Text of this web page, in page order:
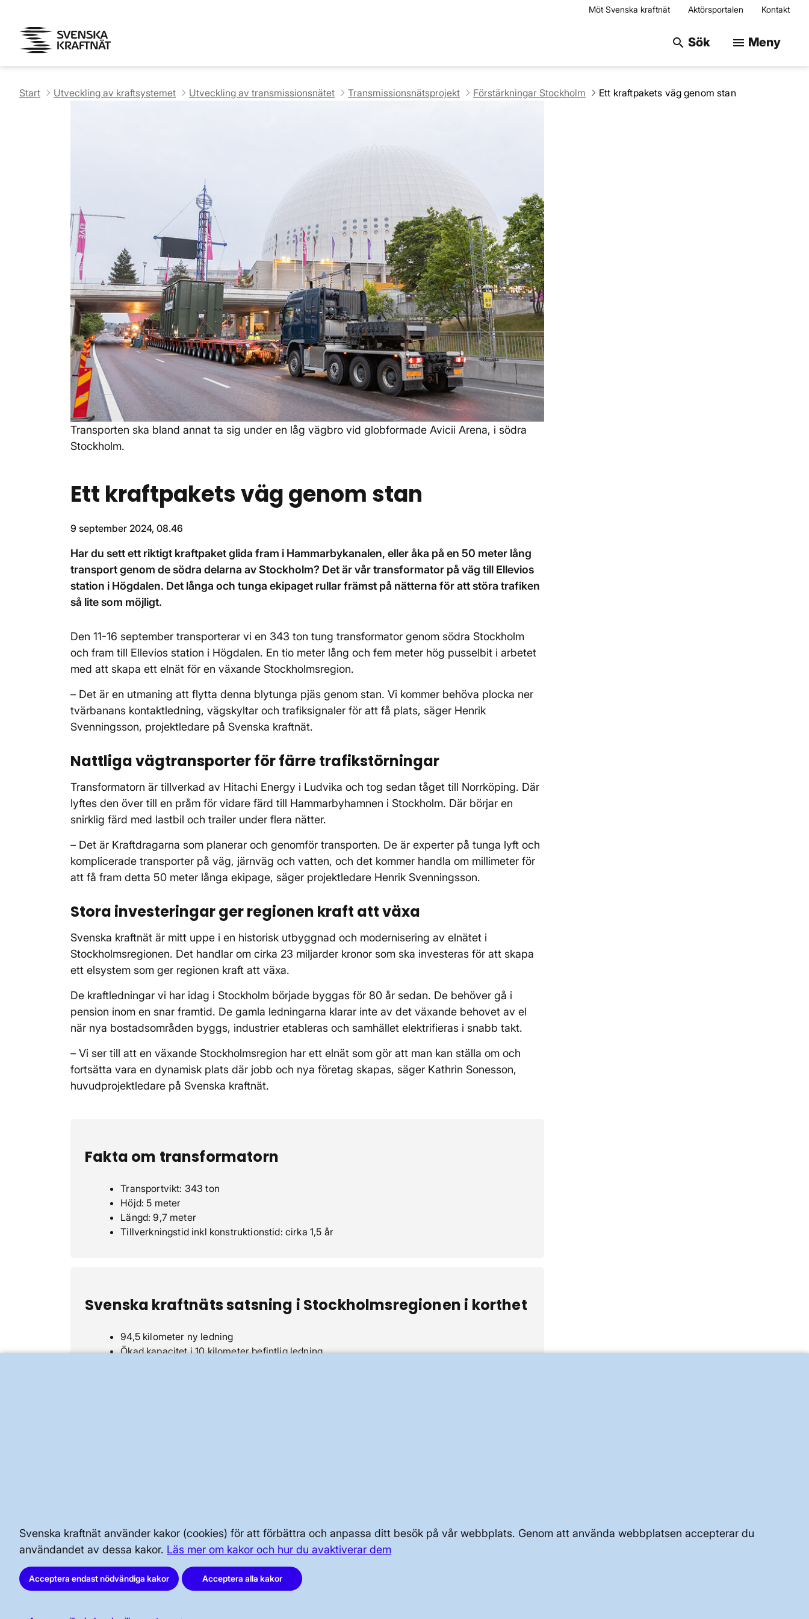
Möt Svenska kraftnät Aktörsportalen Kontakt
search Sök Sök på
menu Meny
Svenska kraftnät använder kakor (cookies) för att förbättra och anpassa ditt besök på vår webbplats. Genom att använda webbplatsen accepterar du
användandet av dessa kakor. Läs mer om kakor och hur du avaktiverar dem
Acceptera endast nödvändiga kakor Acceptera alla kakor
Start Utveckling av kraftsystemet Utveckling av transmissionsnätet Transmissionsnätsprojekt Förstärkningar Stockholm Ett kraftpakets väg genom stan
Transporten ska bland annat ta sig under en låg vägbro vid globformade Avicii Arena, i södra
Stockholm.
Ett kraftpakets väg genom stan
9 september 2024, 08.46
Har du sett ett riktigt kraftpaket glida fram i Hammarbykanalen, eller åka på en 50 meter lång
transport genom de södra delarna av Stockholm? Det är vår transformator på väg till Ellevios
station i Högdalen. Det långa och tunga ekipaget rullar främst på nätterna för att störa trafiken
så lite som möjligt.
Den 11-16 september transporterar vi en 343 ton tung transformator genom södra Stockholm
och fram till Ellevios station i Högdalen. En tio meter lång och fem meter hög pusselbit i arbetet
med att skapa ett elnät för en växande Stockholmsregion.
– Det är en utmaning att flytta denna blytunga pjäs genom stan. Vi kommer behöva plocka ner
tvärbanans kontaktledning, vägskyltar och trafiksignaler för att få plats, säger Henrik
Svenningsson, projektledare på Svenska kraftnät.
Nattliga vägtransporter för färre trafikstörningar
Transformatorn är tillverkad av Hitachi Energy i Ludvika och tog sedan tåget till Norrköping. Där
lyftes den över till en pråm för vidare färd till Hammarbyhamnen i Stockholm. Där börjar en
snirklig färd med lastbil och trailer under flera nätter.
– Det är Kraftdragarna som planerar och genomför transporten. De är experter på tunga lyft och
komplicerade transporter på väg, järnväg och vatten, och det kommer handla om millimeter för
att få fram detta 50 meter långa ekipage, säger projektledare Henrik Svenningsson.
Stora investeringar ger regionen kraft att växa
Svenska kraftnät är mitt uppe i en historisk utbyggnad och modernisering av elnätet i
Stockholmsregionen. Det handlar om cirka 23 miljarder kronor som ska investeras för att skapa
ett elsystem som ger regionen kraft att växa.
De kraftledningar vi har idag i Stockholm började byggas för 80 år sedan. De behöver gå i
pension inom en snar framtid. De gamla ledningarna klarar inte av det växande behovet av el
när nya bostadsområden byggs, industrier etableras och samhället elektrifieras i snabb takt.
– Vi ser till att en växande Stockholmsregion har ett elnät som gör att man kan ställa om och
fortsätta vara en dynamisk plats där jobb och nya företag skapas, säger Kathrin Sonesson,
huvudprojektledare på Svenska kraftnät.
Fakta om transformatorn
Transportvikt: 343 ton
Höjd: 5 meter
Längd: 9,7 meter
Tillverkningstid inkl konstruktionstid: cirka 1,5 år
Svenska kraftnäts satsning i Stockholmsregionen i korthet
94,5 kilometer ny ledning
Ökad kapacitet i 10 kilometer befintlig ledning
SÄKERHET OCH BEREDSKAP OM OSS JOBBA HÄR
AKTÖRSPORTALEN